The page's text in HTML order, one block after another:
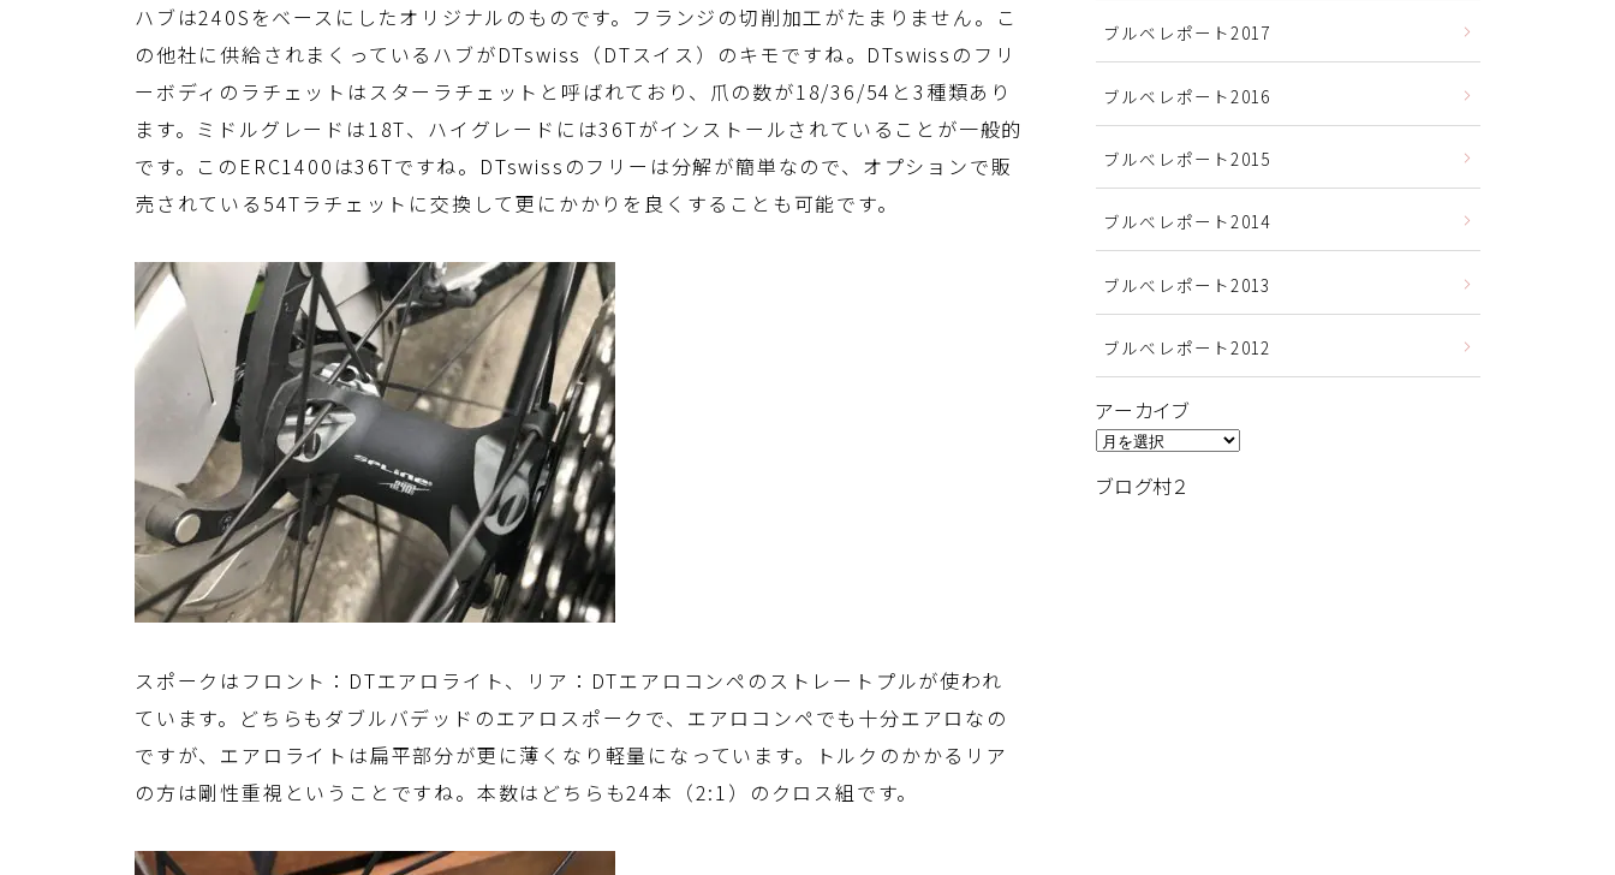
ハブは240Sをベースにしたオリジナルのものです。フランジの切削加工がたまりません。こ
の他社に供給されまくっているハブがDTswiss（DTスイス）のキモですね。DTswissのフリ
ーボディのラチェットはスターラチェットと呼ばれており、爪の数が18/36/54と3種類あり
ます。ミドルグレードは18T、ハイグレードには36Tがインストールされていることが一般的
です。このERC1400は36Tですね。DTswissのフリーは分解が簡単なので、オプションで販
売されている54Tラチェットに交換して更にかかりを良くすることも可能です。
スポークはフロント：DTエアロライト、リア：DTエアロコンペのストレートプルが使われ
ています。どちらもダブルバデッドのエアロスポークで、エアロコンペでも十分エアロなの
ですが、エアロライトは扁平部分が更に薄くなり軽量になっています。トルクのかかるリア
の方は剛性重視ということですね。本数はどちらも24本（2:1）のクロス組です。
ブルベレポート2017
ブルベレポート2016
ブルべレポート2015
ブルべレポート2014
ブルべレポート2013
ブルべレポート2012
アーカイブ
ア
カ
ブログ村２